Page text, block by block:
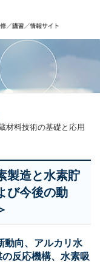
材料技術の基礎と応用
製造と水素貯
び今後の動
動向、アルカリ水
反応機構、水素吸